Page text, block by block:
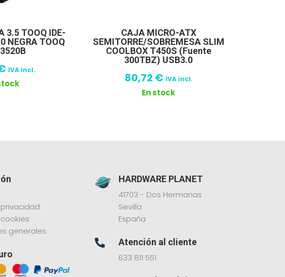
3.5 TOOQ IDE-
NEGRA TOOQ
IVA incl.
CAJA MICRO-ATX
SEMITORRE/SOBREMESA SLIM
COOLBOX T450S (Fuente
300TBZ) USB3.0
80,72 € IVA incl.
En stock
generales
HARDWARE PLANET
41703 - Dos Hermanas
Sevilla
España

Atención al cliente
633 811 551